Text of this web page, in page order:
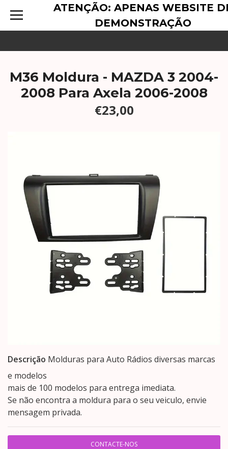
ATENÇÃO: APENAS WEBSITE
DEMONSTRAÇÃO
M36 Moldura - MAZDA 3 2004-
2008 Para Axela 2006-2008
€23,00
Descrição Molduras para Auto Rádios diversas marcas
e modelos
mais de 100 modelos para entrega imediata.
Se não encontra a moldura para o seu veiculo, envie
mensagem privada.
CONTACTE-NOS